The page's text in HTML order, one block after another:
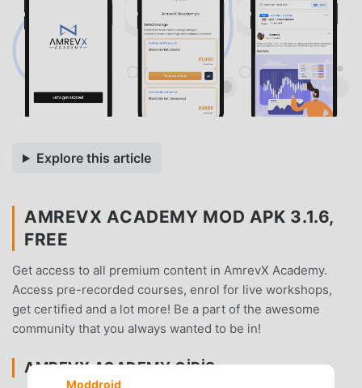
Explore this article
AMREVX ACADEMY MOD APK 3.1.6,
FREE
Get access to all premium content in AmrevX Academy.
Access pre-recorded courses, enrol for live workshops,
get certified and a lot more! Be a part of the awesome
community that you always wanted to be in!
AMREVX ACADEMY GIRIŞ
Moddroid